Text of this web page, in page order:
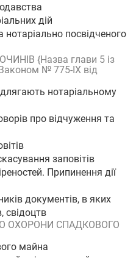
дій
посвідченого
{Назва глави 5 із
№ 775-IX від
нотаріальному
про відчуження та
заповітів
Припинення дії
документів, в яких
свідоцтв
ОХОРОНИ СПАДКОВОГО
майна